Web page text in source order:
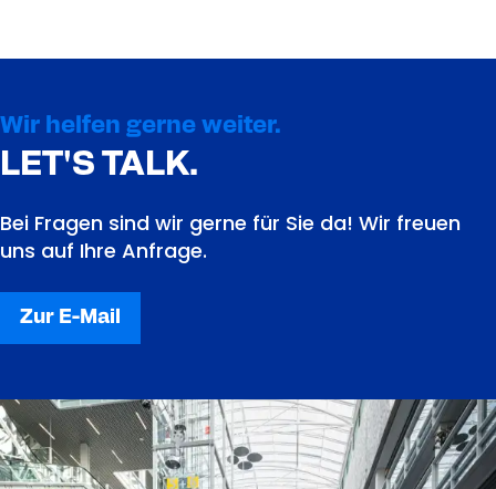
Wir helfen gerne weiter.
LET'S TALK.
Bei Fragen sind wir gerne für Sie da! Wir freuen
uns auf Ihre Anfrage.
Zur E-Mail